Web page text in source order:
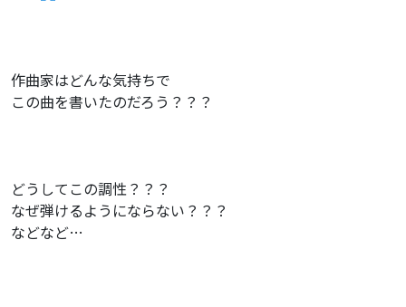
作曲家はどんな気持ちで
この曲を書いたのだろう？？？
どうしてこの調性？？？
なぜ弾けるようにならない？？？
などなど…